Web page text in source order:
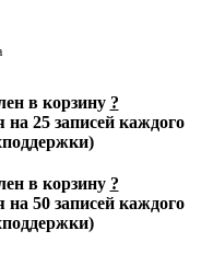
в корзину ?
25 записей каждого
в корзину ?
50 записей каждого